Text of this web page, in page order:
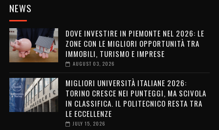
NEWS
DOVE INVESTIRE IN PIEMONTE NEL 2026: LE
ZONE CON LE MIGLIORI OPPORTUNITÀ TRA
IMMOBILI, TURISMO E IMPRESE
AUGUST 03, 2026
MIGLIORI UNIVERSITÀ ITALIANE 2026:
TORINO CRESCE NEI PUNTEGGI, MA SCIVOLA
IN CLASSIFICA. IL POLITECNICO RESTA TRA
LE ECCELLENZE
JULY 15, 2026